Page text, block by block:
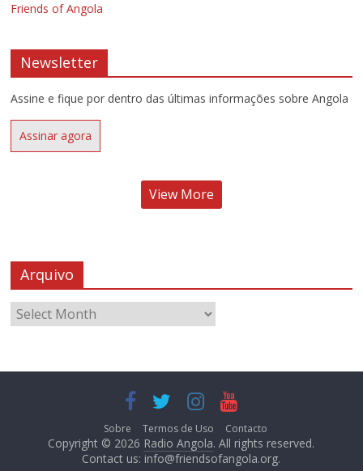
Friends of Angola
Newsletter
Assine e fique por dentro das últimas informações sobre Angola
Assinar agora
View More
Arquivo
Sobre Termos de Uso Contacto
Copyright © 2026 Radio Angola. All rights reserved.
Contact us: info@friendsofangola.org.